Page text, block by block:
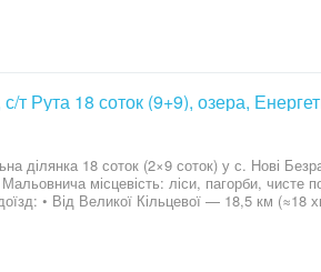
с/т Рута 18 соток (9+9), озера,
ділянка 18 соток (2×9 соток) у с. Нові
місцевість: ліси, пагорби, чисте
• Від Великої Кільцевої — 18,5 км
2,1 км, ворота з кодовим замком